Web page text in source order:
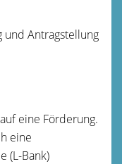
und Antragstellung
eine Förderung.
eine
(L-Bank)